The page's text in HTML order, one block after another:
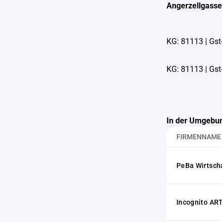
KG: 81113 |
KG: 81113 |
In der
FIRMENNAME
PeBa
Incognito